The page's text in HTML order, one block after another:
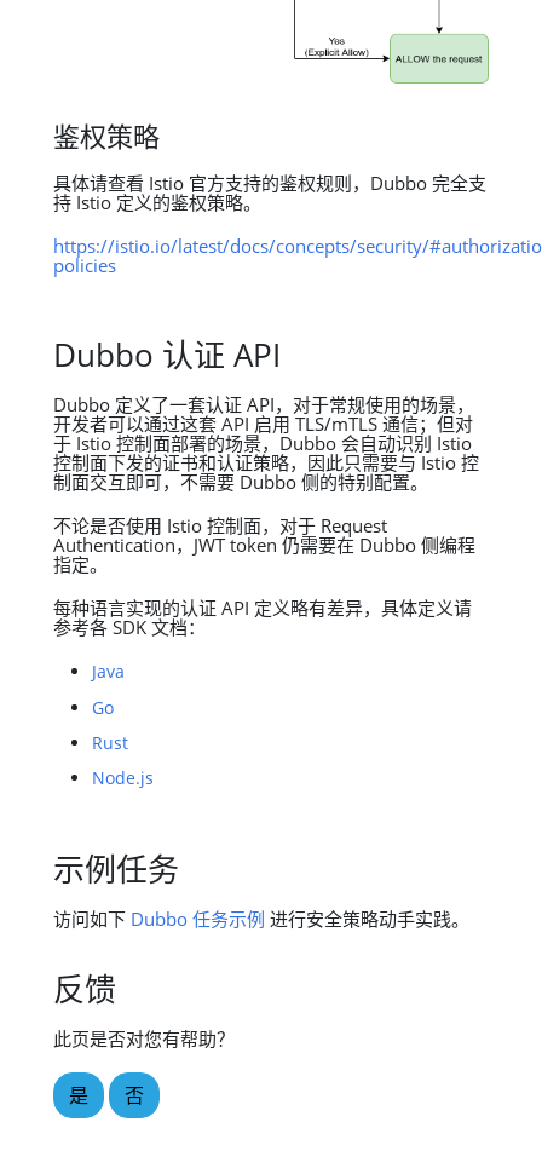
鉴权策略
具体请查看 Istio 官方支持的鉴权规则，Dubbo 完全支
持 Istio 定义的鉴权策略。
https://istio.io/latest/docs/concepts/security/
policies
Dubbo 认证 API
Dubbo 定义了一套认证 API，对于常规使用的场景，
开发者可以通过这套 API 启用 TLS/mTLS 通信；但对
于 Istio 控制面部署的场景，Dubbo 会自动识别 Istio
控制面下发的证书和认证策略，因此只需要与 Istio 控
制面交互即可，不需要 Dubbo 侧的特别配置。
不论是否使用 Istio 控制面，对于 Request
Authentication，JWT token 仍需要在 Dubbo 侧编程
指定。
每种语言实现的认证 API 定义略有差异，具体定义请
参考各 SDK 文档：
Java
Go
Rust
Node.js
示例任务
访问如下 Dubbo 任务示例 进行安全策略动手实践。
反馈
此页是否对您有帮助？
是 否